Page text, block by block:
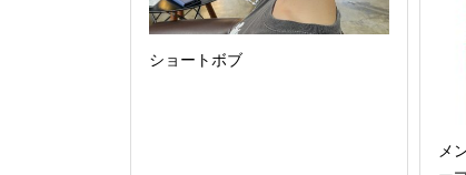
ショートボブ
メ